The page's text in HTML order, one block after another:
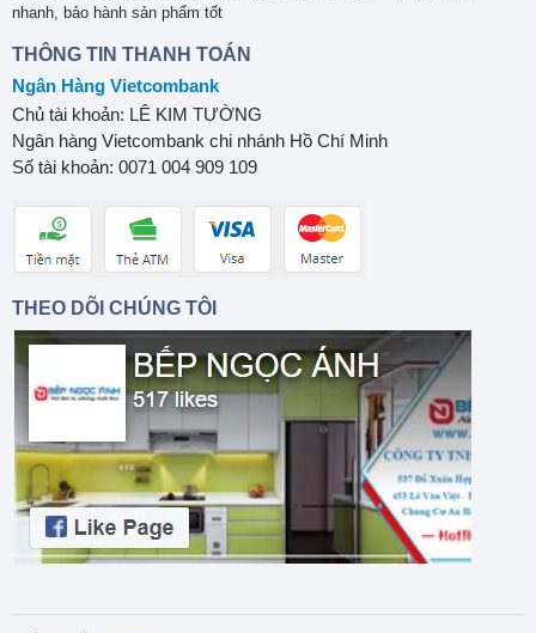
nhanh, bảo hành sản phẩm tốt
THÔNG TIN THANH TOÁN
Ngân Hàng Vietcombank
Chủ tài khoản: LÊ KIM TƯỜNG
Ngân hàng Vietcombank chi nhánh Hồ Chí Minh
Số tài khoản: 0071 004 909 109
THEO DÕI CHÚNG TÔI